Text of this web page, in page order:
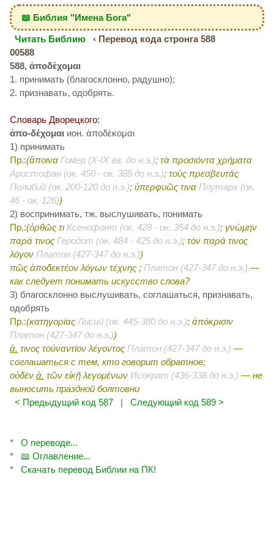
📖 Библия "Имена Бога"
Читать Библию
‹ Перевод кода стронга 588
00588
588, ἀποδέχομαι
1. принимать (благосклонно, радушно);
2. признавать, одобрять.
Словарь Дворецкого:
ἀπο-δέχομαι ион. ἀποδέκομαι
1) принимать
Пр.:(ἄποινα Гомер (X-IX вв. до н.э.); τὰ προσιόντα χρήματα
Аристофан (ок. 450 - ок. 385 до н.э.); τοὺς πρεσβευτάς
Полибий (ок. 200-120 до н.э.); ὑπερφυῶς τινα Плутарх (ок.
46 - ок. 126))
2) воспринимать, тж. выслушивать, понимать
Пр.:(ὀρθῶς τι Ксенофонт (ок. 428 - ок. 354 до н.э.); γνώμην
παρά τινος Геродот (ок. 484 - 425 до н.э.); τὸν παρά τινος
λόγον Платон (427-347 до н.э.))
πῶς ἀποδεκτέον λόγων τέχνης ; Платон (427-347 до н.э.) —
как следует понимать искусство слова?
3) благосклонно выслушивать, соглашаться, признавать,
одобрять
Пр.:(κατηγορίας Лисий (ок. 445-380 до н.э.); ἀπόκρισιν
Платон (427-347 до н.э.))
ἀ. τινος τοὐναντίον λέγοντος Платон (427-347 до н.э.) —
соглашаться с тем, кто говорит обратное;
οὐδὲν ἀ. τῶν εἰκῇ λεγομένων Исократ (436-338 до н.э.) — не
выносить праздной болтовни
< Предыдущий код 587
| Следующий код 589 >
*
О переводе...
*
📖 Оглавление...
*
Скачать перевод Библии на ПК!